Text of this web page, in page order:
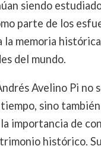
siendo
parte de los
la memoria
del mundo.
Avelino Pi no
sino
importancia de
histórico.